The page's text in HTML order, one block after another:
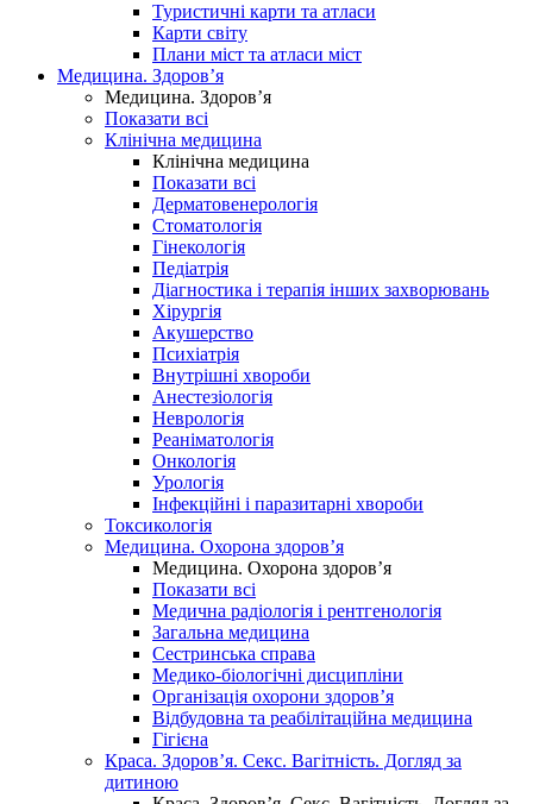
Туристичні карти та атласи
Карти світу
Плани міст та атласи міст
Медицина. Здоров’я
Медицина. Здоров’я
Показати всі
Клінічна медицина
Клінічна медицина
Показати всі
Дерматовенерологія
Стоматологія
Гінекологія
Педіатрія
Діагностика і терапія інших захворювань
Хірургія
Акушерство
Психіатрія
Внутрішні хвороби
Анестезіологія
Неврологія
Реаніматологія
Онкологія
Урологія
Інфекційні і паразитарні хвороби
Токсикологія
Медицина. Охорона здоров’я
Медицина. Охорона здоров’я
Показати всі
Медична радіологія і рентгенологія
Загальна медицина
Сестринська справа
Медико-біологічні дисципліни
Організація охорони здоров’я
Відбудовна та реабілітаційна медицина
Гігієна
Краса. Здоров’я. Секс. Вагітність. Догляд за
дитиною